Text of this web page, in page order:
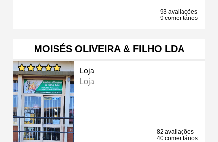
93 avaliações
9 comentários
MOISÉS OLIVEIRA & FILHO LDA
Loja
Loja
82 avaliações
40 comentários